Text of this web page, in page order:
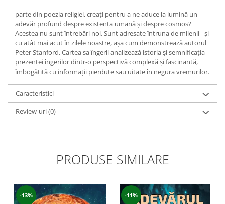
parte din poezia religiei, creaţi pentru a ne aduce la lumină un
adevăr profund despre existenţa umană şi despre cosmos?
Acestea nu sunt întrebări noi. Sunt adresate întruna de milenii - şi
cu atât mai acut în zilele noastre, aşa cum demonstrează autorul
Peter Stanford. Cartea sa îngerii analizează istoria şi semnificaţia
prezenţei îngerilor dintr-o perspectivă complexă şi fascinantă,
îmbogăţită cu informaţii pierdute sau uitate în negura vremurilor.
Caracteristici
Review-uri(0)
PRODUSE SIMILARE
-13% -11%